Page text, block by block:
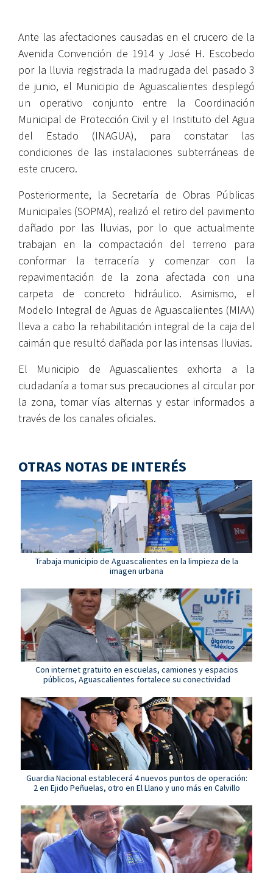
Ante las afectaciones causadas en el crucero de la
Avenida Convención de 1914 y José H. Escobedo
por la lluvia registrada la madrugada del pasado 3
de junio, el Municipio de Aguascalientes desplegó
un operativo conjunto entre la Coordinación
Municipal de Protección Civil y el Instituto del Agua
del Estado (INAGUA), para constatar las
condiciones de las instalaciones subterráneas de
este crucero.
Posteriormente, la Secretaría de Obras Públicas
Municipales (SOPMA), realizó el retiro del pavimento
dañado por las lluvias, por lo que actualmente
trabajan en la compactación del terreno para
conformar la terracería y comenzar con la
repavimentación de la zona afectada con una
carpeta de concreto hidráulico. Asimismo, el
Modelo Integral de Aguas de Aguascalientes (MIAA)
lleva a cabo la rehabilitación integral de la caja del
caimán que resultó dañada por las intensas lluvias.
El Municipio de Aguascalientes exhorta a la
ciudadanía a tomar sus precauciones al circular por
la zona, tomar vías alternas y estar informados a
través de los canales oficiales.
OTRAS NOTAS DE INTERÉS
Trabaja municipio de Aguascalientes en la limpieza de la
imagen urbana
Con internet gratuito en escuelas, camiones y espacios
públicos, Aguascalientes fortalece su conectividad
Guardia Nacional establecerá 4 nuevos puntos de operación:
2 en Ejido Peñuelas, otro en El Llano y uno más en Calvillo